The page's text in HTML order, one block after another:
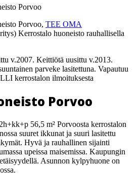
Porvoo
Porvoo, TEE OMA
Kerrostalo huoneisto rauhallisella
v.2007. Keittiötä uusittu v.2013.
parveke lasitettuna. Vapautuu
kerrostalon ilmoituksesta
Porvoo
56,5 m² Porvoosta kerrostalon
suuret ikkunat ja suuri lasitettu
Hyvä ja rauhallinen sijainti
upeissa maisemissa. Kaupungin
Asunnon kylpyhuone on